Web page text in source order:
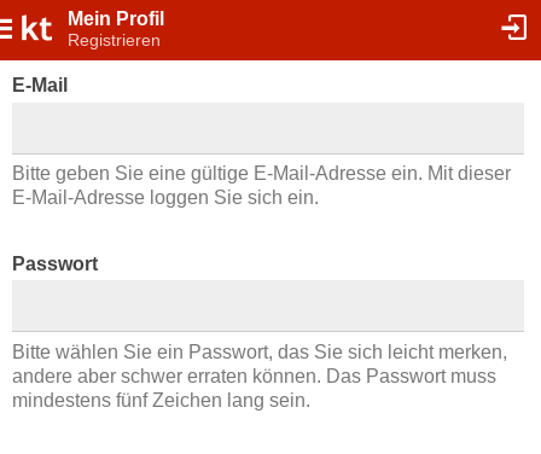
Mein Profil
Registrieren
E-Mail
Bitte geben Sie eine gültige E-Mail-Adresse ein. Mit dieser
E-Mail-Adresse loggen Sie sich ein.
Passwort
Bitte wählen Sie ein Passwort, das Sie sich leicht merken,
andere aber schwer erraten können. Das Passwort muss
mindestens fünf Zeichen lang sein.